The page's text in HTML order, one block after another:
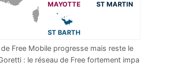
MAYOTTE ST MARTIN
ST BARTH
de Free Mobile progresse mais reste le
...
: le réseau de Free fortement impa